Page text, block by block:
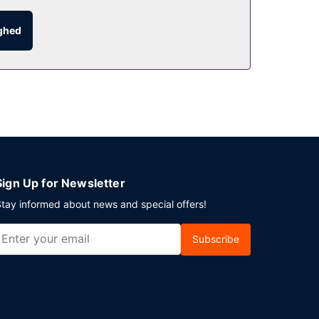
blive på værelset, hvor der er mulighed for
en forfriskende drink. Gratis morgenmad
Up for Newsletter
informed about news and special offers!
Subscribe